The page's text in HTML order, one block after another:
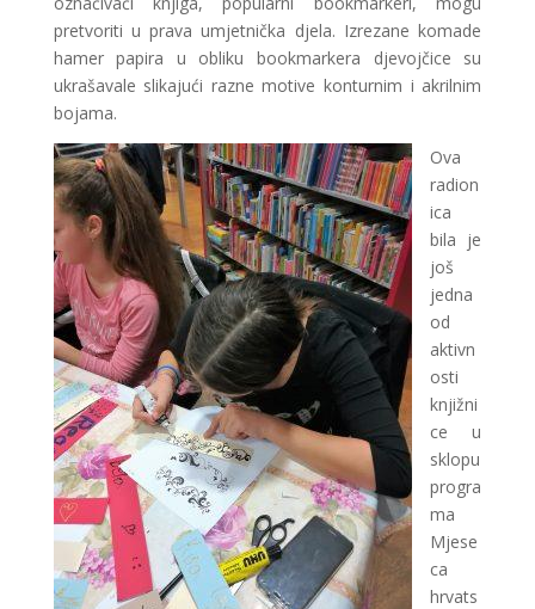
pretvoriti u prava umjetnička djela. Izrezane komade
hamer papira u obliku bookmarkera djevojčice su
ukrašavale slikajući razne motive konturnim i akrilnim
bojama.
Ova
radion
ica
bila je
još
jedna
od
aktivn
osti
knjižni
ce u
sklopu
progra
ma
Mjese
ca
hrvats